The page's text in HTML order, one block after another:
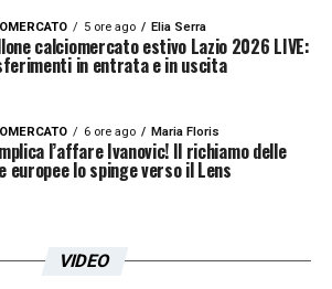
5 ore ago Elia Serra
calciomercato estivo Lazio 2026 LIVE:
in entrata e in uscita
6 ore ago Maria Floris
l’affare Ivanovic! Il richiamo delle
europee lo spinge verso il Lens
VIDEO